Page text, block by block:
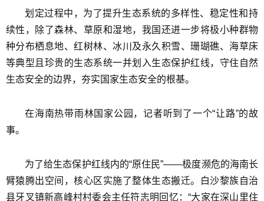
划定过程中，为了提升生态系统的多样性、稳定性和持
续性，除了森林、草原和湿地，我国还进一步将极小种群物
种分布栖息地、红树林、冰川及永久积雪、珊瑚礁、海草床
等典型且珍贵的生态系统一并划入生态保护红线，守住自然
生态安全的边界，夯实国家生态安全的根基。
在海南热带雨林国家公园，记者听到了一个“让路”的故
事。
为了给生态保护红线内的“原住民”——极度濒危的海南长
臂猿腾出空间，核心区实施了整体生态搬迁。白沙黎族自治
县牙叉镇新高峰村村委会主任符志明回忆：“大家在深山里住